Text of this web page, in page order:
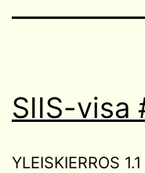
SIIS-visa
YLEISKIERROS